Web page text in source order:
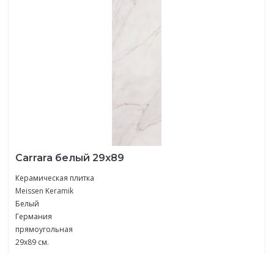
Carrara белый 29х89
Керамическая плитка
Meissen Keramik
Белый
Германия
прямоугольная
29x89 см.